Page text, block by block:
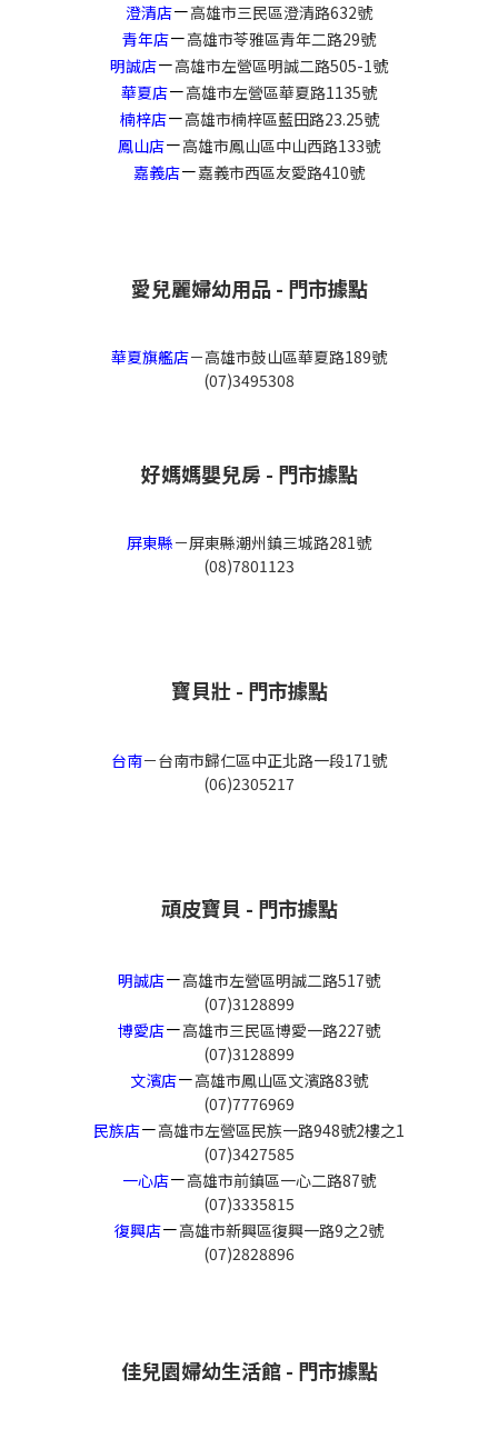
澄清店－高雄市三民區澄清路632號
青年店－高雄市苓雅區青年二路29號
明誠店－高雄市左營區明誠二路505-1號
華夏店－高雄市左營區華夏路1135號
楠梓店－高雄市楠梓區藍田路23.25號
鳳山店－高雄市鳳山區中山西路133號
嘉義店－嘉義市西區友愛路410號
愛兒麗婦幼用品 - 門市據點
華夏旗艦店－高雄市鼓山區華夏路189號
(07)3495308
好媽媽嬰兒房 - 門市據點
屏東縣－屏東縣潮州鎮三城路281號
(08)7801123
寶貝壯 - 門市據點
台南－台南市歸仁區中正北路一段171號
(06)2305217
頑皮寶貝 - 門市據點
明誠店－高雄市左營區明誠二路517號
(07)3128899
博愛店－高雄市三民區博愛一路227號
(07)3128899
文濱店－高雄市鳳山區文濱路83號
(07)7776969
民族店－高雄市左營區民族一路948號2樓之1
(07)3427585
一心店－高雄市前鎮區一心二路87號
(07)3335815
復興店－高雄市新興區復興一路9之2號
(07)2828896
佳兒園婦幼生活館 - 門市據點